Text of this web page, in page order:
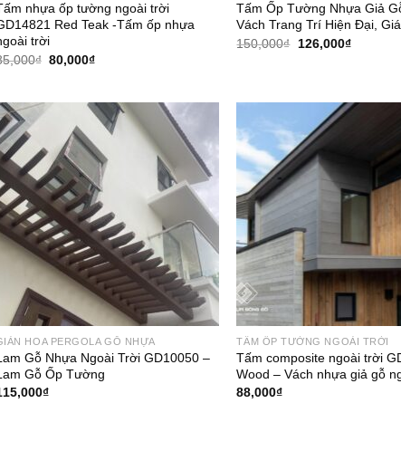
nhựa ốp tường ngoài trời
Red Teak -Tấm ốp nhựa
trời
₫ Giá
80,000₫Giá
80,000₫.
Tấm Ốp Tường Nhựa Giả
Vách Trang Trí Hiện Đại,
150,000₫ Giá
126,000₫Giá
HOA PERGOLA GỖ NHỰA
Gỗ Nhựa Ngoài Trời GD10050 –
Gỗ Ốp Tường
₫
TẤM ỐP TƯỜNG NGOÀI TRỜI
Tấm composite ngoài trời
Wood – Vách nhựa giả gỗ
88,000₫